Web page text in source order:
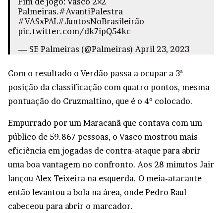
Palmeiras.#AvantiPalestra
#VASxPAL#JuntosNoBrasileirão
pic.twitter.com/dk7ipQ54kc
— SE Palmeiras (@Palmeiras)April 23, 2023
Com o resultado o Verdão passa a ocupar a 3ª
posição da classificação com quatro pontos, mesma
pontuação do Cruzmaltino, que é o 4º colocado.
Empurrado por um Maracanã que contava com um
público de 59.867 pessoas, o Vasco mostrou mais
eficiência em jogadas de contra-ataque para abrir
uma boa vantagem no confronto. Aos 28 minutos Jair
lançou Alex Teixeira na esquerda. O meia-atacante
então levantou a bola na área, onde Pedro Raul
cabeceou para abrir o marcador.